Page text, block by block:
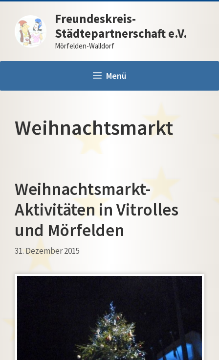
Inhalt
springen
Freundeskreis-
Städtepartnerschaft e.V.
Mörfelden-Walldorf
Menü
Weihnachtsmarkt
Weihnachtsmarkt-
Aktivitäten in Vitrolles
und Mörfelden
31. Dezember 2015